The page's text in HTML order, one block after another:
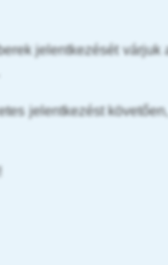
jelentkezését
jelentkezést